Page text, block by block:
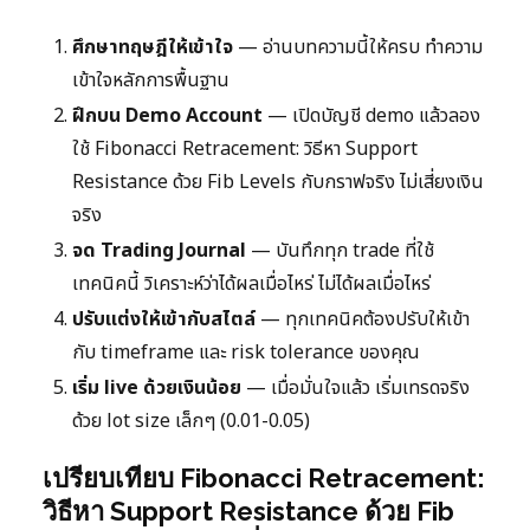
ศึกษาทฤษฎีให้เข้าใจ — อ่านบทความนี้ให้ครบ ทำความ
เข้าใจหลักการพื้นฐาน
ฝึกบน Demo Account — เปิดบัญชี demo แล้วลอง
ใช้ Fibonacci Retracement: วิธีหา Support
Resistance ด้วย Fib Levels กับกราฟจริง ไม่เสี่ยงเงิน
จริง
จด Trading Journal — บันทึกทุก trade ที่ใช้
เทคนิคนี้ วิเคราะห์ว่าได้ผลเมื่อไหร่ ไม่ได้ผลเมื่อไหร่
ปรับแต่งให้เข้ากับสไตล์ — ทุกเทคนิคต้องปรับให้เข้า
กับ timeframe และ risk tolerance ของคุณ
เริ่ม live ด้วยเงินน้อย — เมื่อมั่นใจแล้ว เริ่มเทรดจริง
ด้วย lot size เล็กๆ (0.01-0.05)
เปรียบเทียบ Fibonacci Retracement:
วิธีหา Support Resistance ด้วย Fib